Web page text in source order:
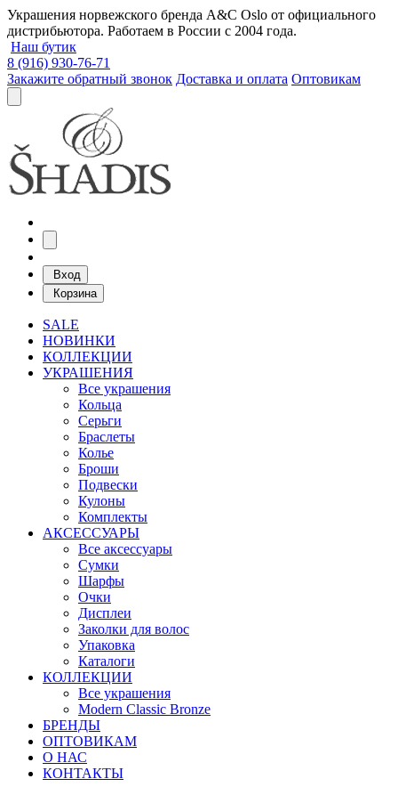
Украшения норвежского бренда A&C Oslo от официального
дистрибьютора. Работаем в России с 2004 года.
Наш бутик
8 (916) 930-76-71
Закажите обратный звонок Доставка и оплата Оптовикам
Вход
Корзина
SALE
НОВИНКИ
КОЛЛЕКЦИИ
УКРАШЕНИЯ
Все украшения
Кольца
Серьги
Браслеты
Колье
Броши
Подвески
Кулоны
Комплекты
АКСЕССУАРЫ
Все аксессуары
Сумки
Шарфы
Очки
Дисплеи
Заколки для волос
Упаковка
Каталоги
КОЛЛЕКЦИИ
Все украшения
Modern Classic Bronze
БРЕНДЫ
ОПТОВИКАМ
О НАС
КОНТАКТЫ